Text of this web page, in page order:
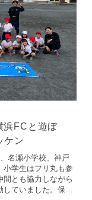
浜FCと遊ぼ
ケン
名瀬小学校、神戸
小学生はフリ丸も参
とも協力しながら
していました。保育